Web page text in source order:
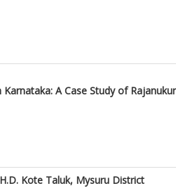
A Case Study of
Kote Taluk, Mysuru District